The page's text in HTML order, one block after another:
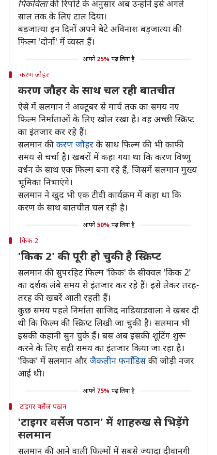
पिंकविलाकी रिपोर्ट के अनुसार अब उन्होंने इसे अगले
साल तक के लिए टाल दिया।
बड़जात्या इन दिनों अपने बेटे अविनाश बड़जात्या की
फिल्म 'दोनों' में व्यस्त हैं।
आपने 25% पढ़ लिया है
करण जौहर
करण जौहर के साथ चल रही बातचीत
ऐसे में सलमान ने अक्टूबर से मार्च तक का समय नए
फिल्म निर्माताओं के लिए खोल रखा है। वह अच्छी स्क्रिप्ट
का इंतजार कर रहे हैं।
सलमान की करण जौहर के साथ फिल्म की भी काफी
समय से चर्चा है। खबरों में कहा गया था कि करण विष्णु
वर्धन के साथ एक फिल्म बना रहे हैं, जिसमें सलमान मुख्य
भूमिका निभाएंगे।
सलमान ने खुद भी एक टीवी कार्यक्रम में कहा था कि
करण के साथ बातचीत चल रही है।
आपने 50% पढ़ लिया है
किक 2
'किक 2' की पूरी हो चुकी है स्क्रिप्ट
सलमान की सुपरहिट फिल्म 'किक' के सीक्वल 'किक 2'
का दर्शक लंबे समय से इंतजार कर रहे हैं। इसे लेकर तरह-
तरह की खबरें आती रहती हैं।
कुछ समय पहले निर्माता साजिद नाडियाडवाला ने खबर दी
थी कि फिल्म की स्क्रिप्ट लिखी जा चुकी है। सलमान भी
इसकी कहानी सुन चुके हैं। बस अब इसकी शूटिंग शुरू
करने के लिए सही समय का इंतजार किया जा रहा है।
'किक' में सलमान और जैकलीन फर्नांडिसकी जोड़ी नजर
आई थी।
आपने 75% पढ़ लिया है
टाइगर वर्सेज पठान
'टाइगर वर्सेज पठान' में शाहरुख से भिड़ेंगे
सलमान
सलमान की आने वाली फिल्मों में सबसे ज्यादा दीवानगी